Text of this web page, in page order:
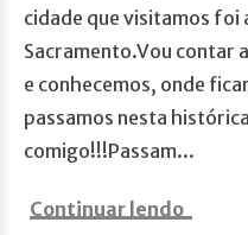
cidade que visitamos foi
Sacramento.Vou contar
e conhecemos, onde
passamos nesta
comigo!!!Passam...
Continuar lendo